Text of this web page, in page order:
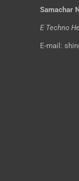
Samachar
E Techno
E-mail: